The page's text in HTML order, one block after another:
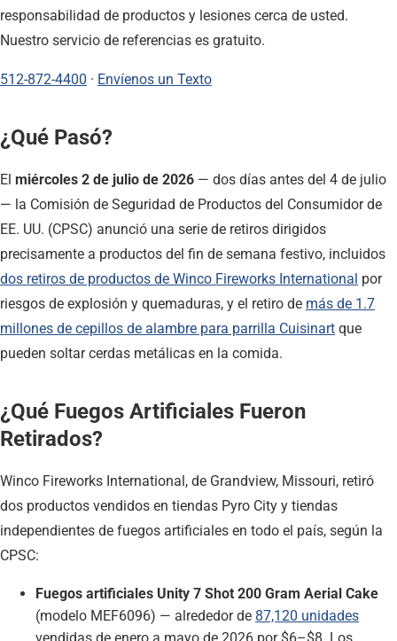
responsabilidad de productos y lesiones cerca de usted.
Nuestro servicio de referencias es gratuito.
512-872-4400 · Envíenos un Texto
¿Qué Pasó?
El miércoles 2 de julio de 2026 — dos días antes del 4 de julio
— la Comisión de Seguridad de Productos del Consumidor de
EE. UU. (CPSC) anunció una serie de retiros dirigidos
precisamente a productos del fin de semana festivo, incluidos
dos retiros de productos de Winco Fireworks International por
riesgos de explosión y quemaduras, y el retiro de más de 1.7
millones de cepillos de alambre para parrilla Cuisinart que
pueden soltar cerdas metálicas en la comida.
¿Qué Fuegos Artificiales Fueron
Retirados?
Winco Fireworks International, de Grandview, Missouri, retiró
dos productos vendidos en tiendas Pyro City y tiendas
independientes de fuegos artificiales en todo el país, según la
CPSC:
Fuegos artificiales Unity 7 Shot 200 Gram Aerial Cake
(modelo MEF6096) — alrededor de 87,120 unidades
vendidas de enero a mayo de 2026 por $6–$8. Los